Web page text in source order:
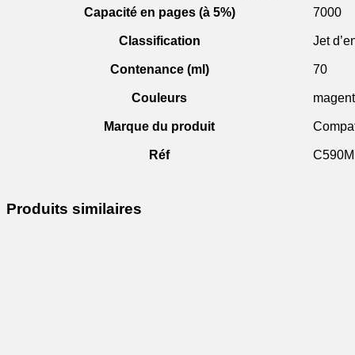
Capacité en pages (à 5%)
7000
Classification Jet
Contenance (ml) 70
Couleurs
Marque du produit
Réf C590M
Produits similaires